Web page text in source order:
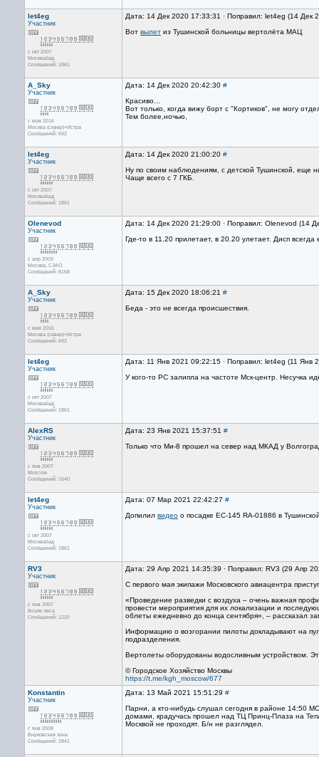
let4eg
Участник
с окт 2007
Москвабад
Сообщений: 1861
Дата: 14 Дек 2020 17:33:31 · Поправил: let4eg (14 Дек
Вот вылет из Тушинской больницы вертолёта МАЦ
A_Sky
Участник
с мая 2016
Москва (север)+Истра
Сообщений: 692
Дата: 14 Дек 2020 20:42:30 #
Красиво...
Вот только, когда вижу борт с "Кортиков", не могу
Тем более,ночью,
let4eg
Участник
с окт 2007
Москвабад
Сообщений: 1861
Дата: 14 Дек 2020 21:00:20 #
Ну по своим наблюдениям, с детской Тушинской, еще
Чаще всего с 7 ГКБ.
Olenevod
Участник
с апр 2003
Москва, СЗАО
Сообщений: 8168
Дата: 14 Дек 2020 21:29:00 · Поправил: Olenevod (14
Где-то в 11.20 прилетает, в 20.20 улетает. Дисп
A_Sky
Участник
с мая 2016
Москва (север)+Истра
Сообщений: 692
Дата: 15 Дек 2020 18:06:21 #
Беда - это не всегда происшествия.
let4eg
Участник
с окт 2007
Москвабад
Сообщений: 1861
Дата: 11 Янв 2021 09:22:15 · Поправил: let4eg (11 Янв
У кого-то РС залипла на частоте Мск-центр. Несучка
AlexRS
Участник
с янв 2007
Moscow
Сообщений: 1640
Дата: 23 Янв 2021 15:37:51 #
Только что Ми-8 прошел на север над МКАД у
let4eg
Участник
с окт 2007
Москвабад
Сообщений: 1861
Дата: 07 Мар 2021 22:42:27 #
Допилил видео о посадке EC-145 RA-01886 в
RV3
Участник
с янв 2007
Возле леса
Сообщений: 1220
Дата: 29 Апр 2021 14:35:39 · Поправил: RV3 (29 Апр
С первого мая экипажи Московского авиацентра
«Проведение разведки с воздуха – очень важная
провести мероприятия для их локализации и
облеты ежедневно до конца сентября», – рассказал
Информацию о возгорании пилоты докладывают на
подразделения.
Вертолеты оборудованы водосливным устройством.
©️ Городское Хозяйство Москвы
https://t.me/kgh_moscow/677
Konstantin
Участник
с янв 2008
Внуковская зона
Сообщений: 2841
Дата: 13 Май 2021 15:51:29 #
Парни, а кто-нибудь слушал сегодня в районе 14:50
домами, крадучась прошел над ТЦ Принц-Плаза на
Москвой не проходят. Б/н не разглядел.